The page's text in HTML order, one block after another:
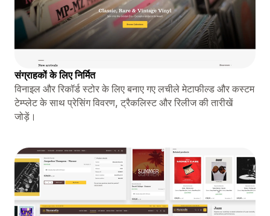
संग्राहकों के लिए निर्मित
विनाइल और रिकॉर्ड स्टोर के लिए बनाए गए लचीले मेटाफील्ड और कस्टम
टेम्प्लेट के साथ प्रेसिंग विवरण, ट्रैकलिस्ट और रिलीज की तारीखें
जोड़ें।